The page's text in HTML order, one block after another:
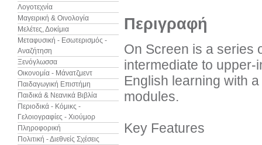
Λογοτεχνία
Μαγειρική & Οινολογία
Μελέτες, Δοκίμια
Μεταφυσική - Εσωτερισμός -
Αναζήτηση
Ξενόγλωσσα
Οικονομία - Μάνατζμεντ
Παιδαγωγική Επιστήμη
Παιδικά & Νεανικά Βιβλία
Περιοδικά - Κόμικς -
Γελοιογραφίες - Χιούμορ
Πληροφορική
Πολιτική - Διεθνείς Σχέσεις
Περιγραφή
On Screen is a series
intermediate to
English learning with
modules.
Key Features